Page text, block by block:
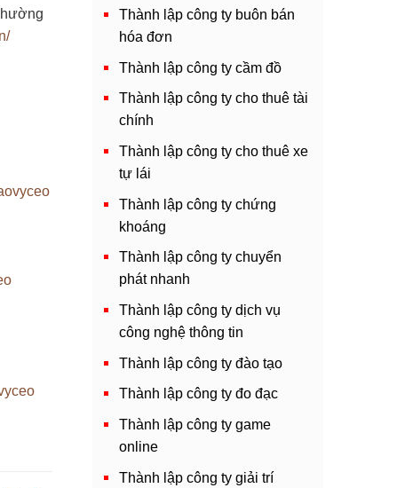
Thành lập công ty buôn bán
hóa đơn
Thành lập công ty cầm đồ
Thành lập công ty cho thuê tài
chính
Thành lập công ty cho thuê xe
tự lái
Thành lập công ty chứng
khoáng
Thành lập công ty chuyển
phát nhanh
Thành lập công ty dịch vụ
công nghệ thông tin
Thành lập công ty đào tạo
Thành lập công ty đo đạc
Thành lập công ty game
online
Thành lập công ty giải trí